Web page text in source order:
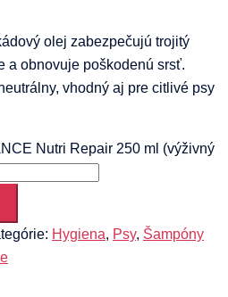
olej zabezpečujú trojitý
a obnovuje poškodenú srsť.
vhodný aj pre citlivé psy
Nutri Repair 250 ml (výživný
Hygiena, Psy, Šampóny